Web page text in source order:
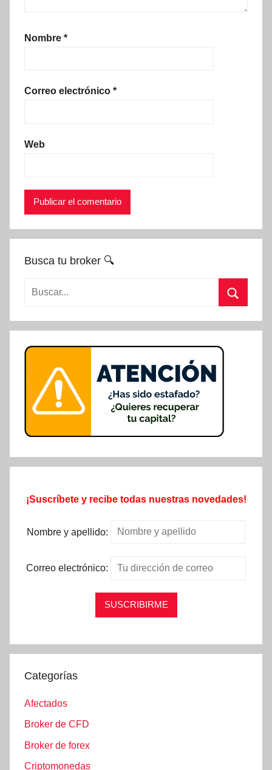
Nombre *
Correo electrónico *
Web
Busca tu broker 🔍
Buscar:
¡Suscríbete y recibe todas nuestras novedades!
Nombre y apellido:
Correo electrónico:
Categorías
Afectados
Broker de CFD
Broker de forex
Criptomonedas